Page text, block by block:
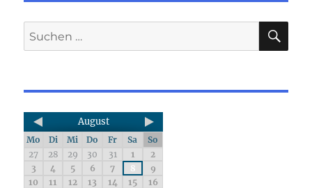
August
Mo Di Mi Do Fr Sa
So
27
28 29 30 31 1
2
3
4 5 6 7 8
9
10
11 12 13 14 15
16